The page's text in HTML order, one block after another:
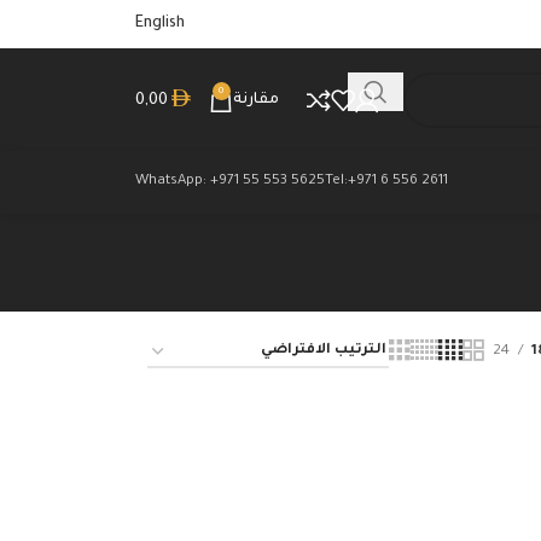
English
مقارنة
0
0,00
Tel:+971 6 556 2611
WhatsApp: +971 55 553 5625
24